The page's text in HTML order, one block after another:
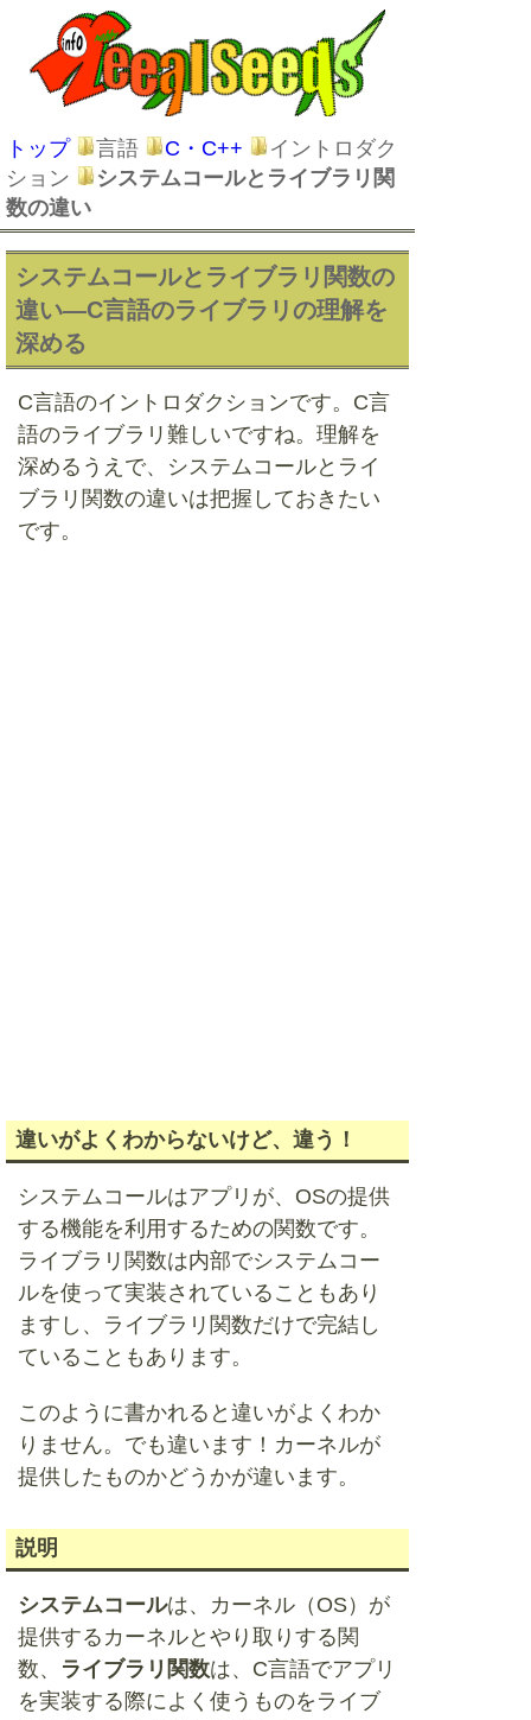
トップ 言語 C・C++
イントロダク
ション
システムコールとライブラリ関
数の違い
システムコールとライブラリ関数の
違い―C言語のライブラリの理解を
深める
C言語のイントロダクションです。C言
語のライブラリ難しいですね。理解を
深めるうえで、システムコールとライ
ブラリ関数の違いは把握しておきたい
です。
違いがよくわからないけど、違う！
システムコールはアプリが、OSの提供
する機能を利用するための関数です。
ライブラリ関数は内部でシステムコー
ルを使って実装されていることもあり
ますし、ライブラリ関数だけで完結し
ていることもあります。
このように書かれると違いがよくわか
りません。でも違います！カーネルが
提供したものかどうかが違います。
説明
システムコールは、カーネル（OS）が
提供するカーネルとやり取りする関
数、 ライブラリ関数は、C言語でアプリ
を実装する際によく使うものをライブ